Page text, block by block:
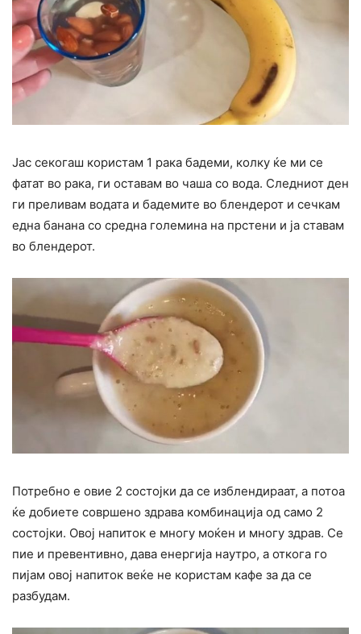
Јас секогаш користам 1 рака бадеми, колку ќе ми се
фатат во рака, ги оставам во чаша со вода. Следниот ден
ги преливам водата и бадемите во блендерот и сечкам
една банана со средна големина на прстени и ја ставам
во блендерот.
Потребно е овие 2 состојки да се изблендираат, а потоа
ќе добиете совршено здрава комбинација од само 2
состојки. Овој напиток е многу моќен и многу здрав. Се
пие и превентивно, дава енергија наутро, а откога го
пијам овој напиток веќе не користам кафе за да се
разбудам.